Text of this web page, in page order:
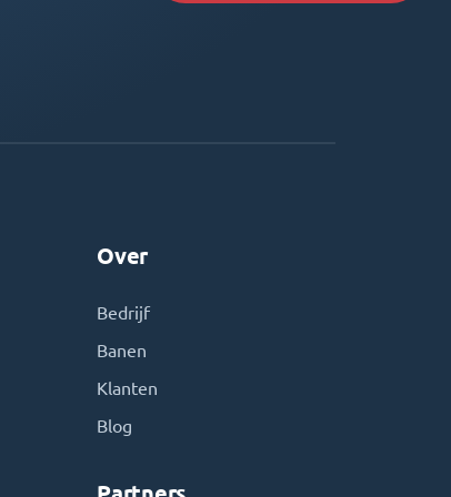
Over
Bedrijf
Banen
Klanten
Blog